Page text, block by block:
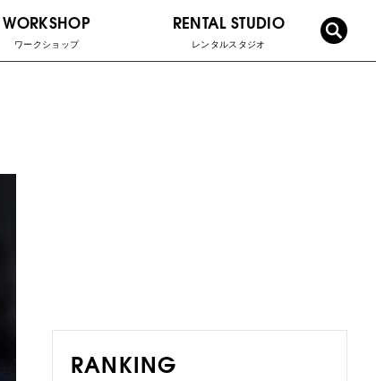
WORKSHOP
ワークショップ
RENTAL STUDIO
レンタルスタジオ
RANKING